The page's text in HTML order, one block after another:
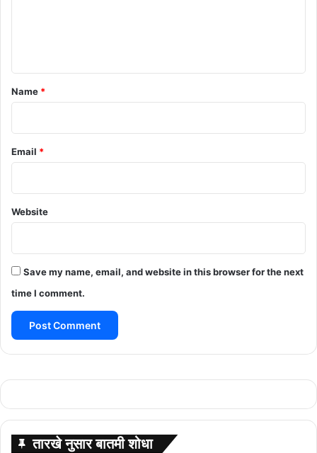
*
Name *
Email *
Website
Save my name, email, and website in this browser for the next
time I comment.
तारखे नुसार बातमी शोधा